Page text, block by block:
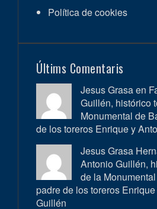
Política de cookies
Últims Comentaris
Jesus Grasa en
Guillén, histórico
Monumental de
de los toreros Enrique y
Jesus Grasa
Antonio Guillén,
de la
padre de los toreros
Guillén